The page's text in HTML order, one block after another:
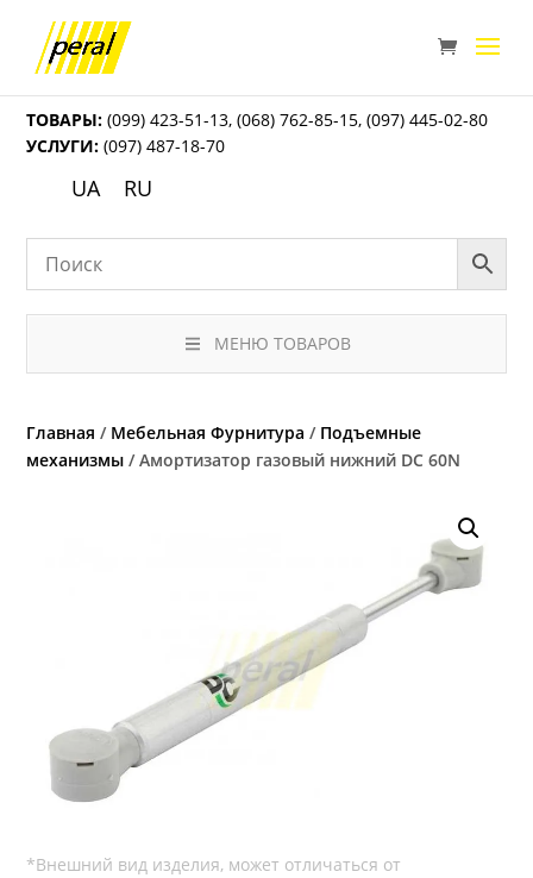
ТОВАРЫ: (099) 423-51-13,(068) 762-85-15,(097) 445-02-80
УСЛУГИ: (097) 487-18-70
UA RU
МЕНЮ ТОВАРОВ
Главная / Мебельная Фурнитура / Подъемные
механизмы / Амортизатор газовый нижний DC 60N